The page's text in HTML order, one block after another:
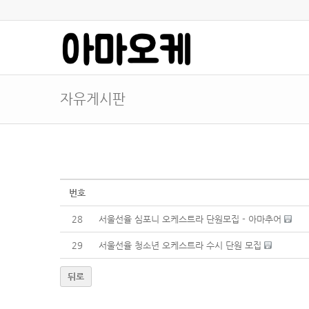
자유게시판
번호
28 서울선율 심포니 오케스트라 단원모집 - 아마추어
29 서울선율 청소년 오케스트라 수시 단원 모집
뒤로